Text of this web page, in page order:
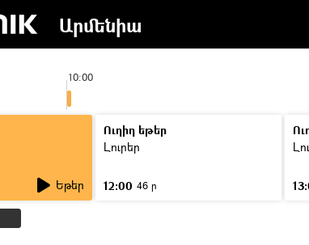
Արմենիա
10:00
Եթեր
Ուղիղ եթեր
Լուրեր
12:00 46 ր